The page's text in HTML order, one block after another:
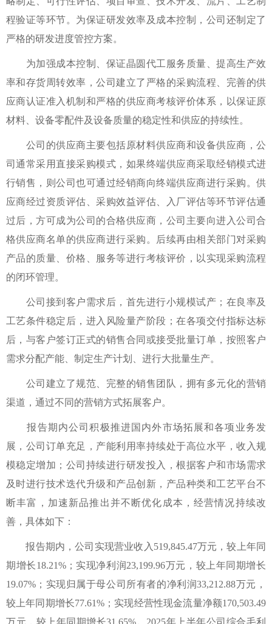
程验证等环节。为保证研发效率及成本控制，公司还制定了
严格的研发进度管控方案。
为加强成本控制、保证晶圆代工服务质量、提高生产效
率和存货周转效率，公司建立了严格的采购流程、完善的供
应商认证准入机制和严格的供应商考核评价体系，以保证原
材料、设备零配件及设备质量的稳定性和供应的持续性。
公司的供应商主要包括原材料供应商和设备供应商，公
司通常采用直接采购模式，如果终端供应商采取经销模式进
行销售，则公司也可通过经销商向终端供应商进行采购。供
应商经过资质评估、采购效益评估、入厂评估等环节评估通
过后，方可成为公司的合格供应商，公司主要向进入公司合
格供应商名单的供应商进行采购。后续再由相关部门对采购
产品的质量、价格、服务等进行考核评价，以实现采购流程
的闭环管理。
公司接到客户需求后，首先进行小规模试产；在良率及
工艺条件稳定后，进入风险量产阶段；在各项交付指标达标
后，与客户签订正式的销售合同或接受批量订单，按照客户
需求分配产能、制定生产计划、进行大批量生产。
公司建立了规范、完整的销售团队，拥有多元化的营销
渠道，通过不同的营销方式拓展客户。
报告期内公司积极推进国内外市场拓展和各项业务发
展，公司订单充足，产能利用率持续处于高位水平，收入规
模稳定增加；公司持续进行研发投入，根据客户和市场需求
及时进行技术迭代升级和产品创新，产品种类和工艺平台不
断丰富，加速新品推出并不断优化成本，经营情况持续改
善，具体如下：
报告期内，公司实现营业收入519,845.47万元，较上年同
期增长18.21%；实现净利润23,199.96万元，较上年同期增长
19.07%；实现归属于母公司所有者的净利润33,212.88万元，
较上年同期增长77.61%；实现经营性现金流量净额170,503.49